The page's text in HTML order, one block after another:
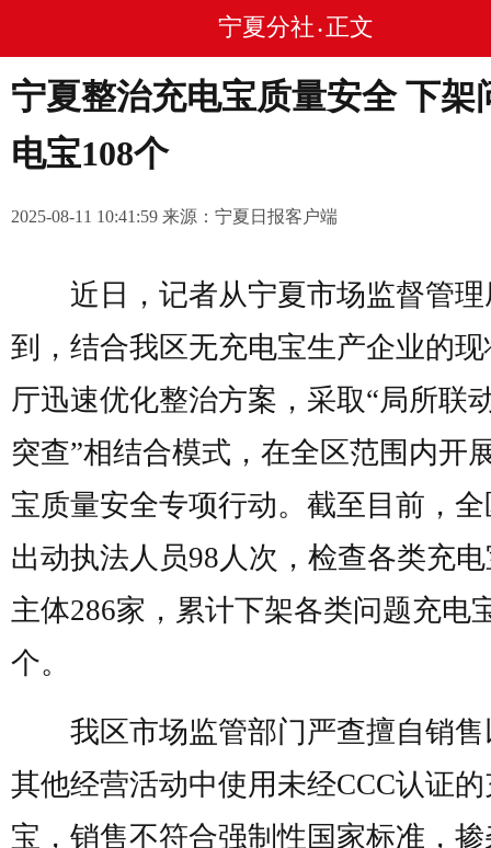
宁夏分社 • 正文
宁夏整治充电宝质量安全 下架
电宝108个
2025-08-11 10:41:59 来源：宁夏日报客户端
近日，记者从宁夏市场监督管理
到，结合我区无充电宝生产企业的
厅迅速优化整治方案，采取“局所联
突查”相结合模式，在全区范围内开
宝质量安全专项行动。截至目前，
出动执法人员98人次，检查各类充
主体286家，累计下架各类问题充电
个。
我区市场监管部门严查擅自销售
其他经营活动中使用未经CCC认证
宝，销售不符合强制性国家标准，